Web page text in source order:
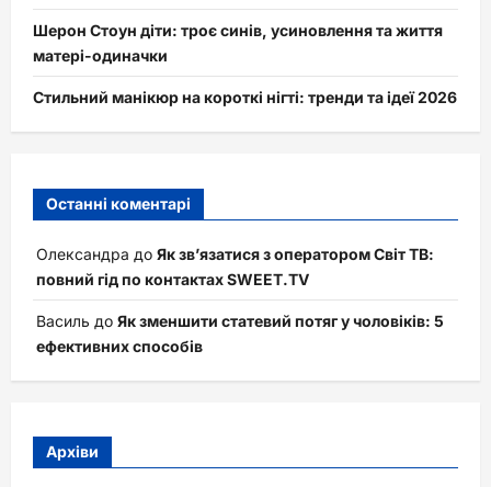
Шерон Стоун діти: троє синів, усиновлення та життя
матері-одиначки
Стильний манікюр на короткі нігті: тренди та ідеї 2026
Останні коментарі
Олександра до Як зв’язатися з оператором Світ ТВ:
повний гід по контактах SWEET.TV
Василь до Як зменшити статевий потяг у чоловіків: 5
ефективних способів
Архіви